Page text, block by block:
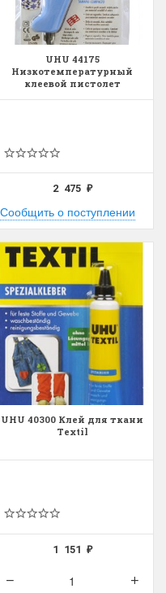
UHU 44175
Низкотемпературный
клеевой пистолет
2 475₽
Сообщить о поступлении
UHU 40300 Клей для ткани
Textil
1 151₽